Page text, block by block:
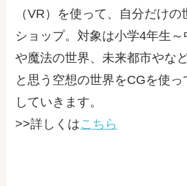
（VR）を使って、自分だけ
ショップ。対象は小学4年生
や魔法の世界、未来都市やな
と思う空想の世界をCGを使
していきます。
>>詳しくはこちら